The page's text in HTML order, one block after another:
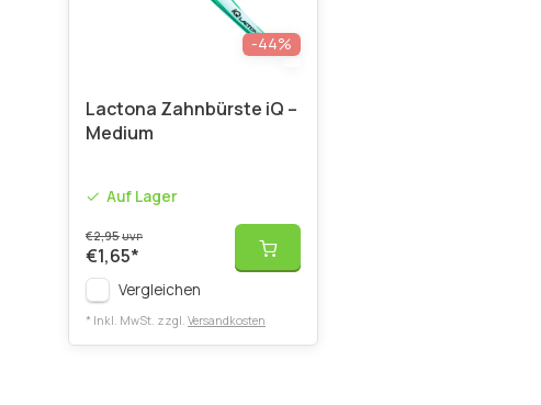
-44%
Lactona Zahnbürste iQ –
Medium
Auf Lager
€2,95UVP
€1,65*
Vergleichen
* Inkl. MwSt. zzgl. Versandkosten